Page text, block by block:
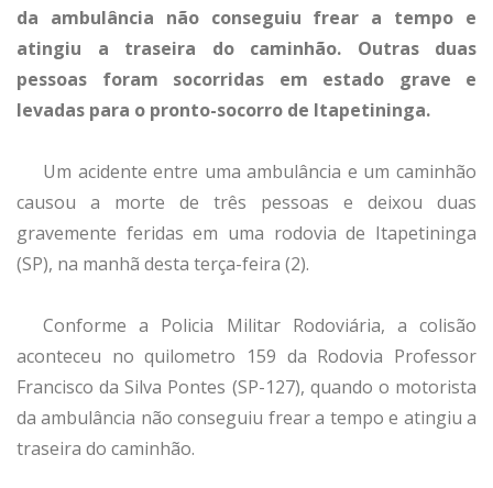
da ambulância não conseguiu frear a tempo e
atingiu a traseira do caminhão. Outras duas
pessoas foram socorridas em estado grave e
levadas para o pronto-socorro de Itapetininga.
Um acidente entre uma ambulância e um caminhão
causou a morte de três pessoas e deixou duas
gravemente feridas em uma rodovia de Itapetininga
(SP), na manhã desta terça-feira (2).
Conforme a Policia Militar Rodoviária, a colisão
aconteceu no quilometro 159 da Rodovia Professor
Francisco da Silva Pontes (SP-127), quando o motorista
da ambulância não conseguiu frear a tempo e atingiu a
traseira do caminhão.